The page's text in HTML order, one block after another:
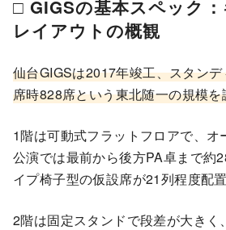
□ GIGSの基本スペック
レイアウトの概観
仙台GIGSは2017年竣工、スタン
席時828席という東北随一の規模
1階は可動式フラットフロアで、オ
公演では最前から後方PA卓まで約
イプ椅子型の仮設席が21列程度配置
2階は固定スタンドで段差が大きく